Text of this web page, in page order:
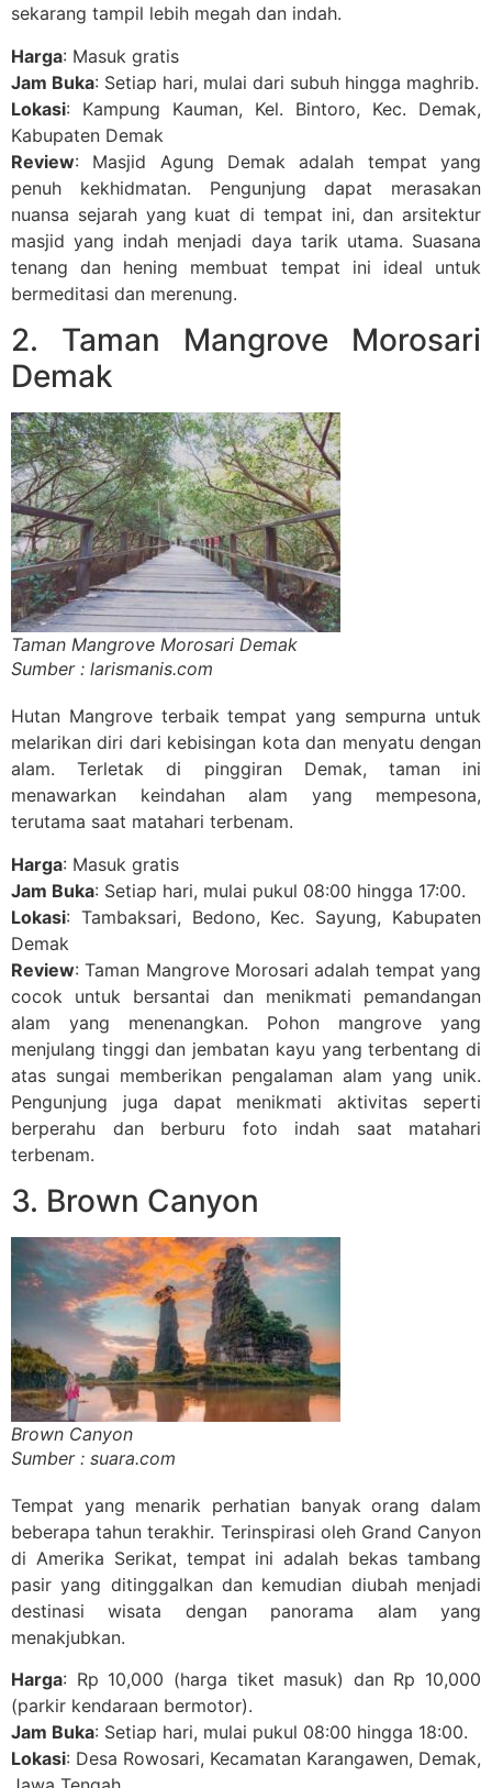
sekarang tampil lebih megah dan indah.
Harga: Masuk gratis
Jam Buka: Setiap hari, mulai dari subuh hingga maghrib.
Lokasi: Kampung Kauman, Kel. Bintoro, Kec. Demak,
Kabupaten Demak
Review: Masjid Agung Demak adalah tempat yang
penuh kekhidmatan. Pengunjung dapat merasakan
nuansa sejarah yang kuat di tempat ini, dan arsitektur
masjid yang indah menjadi daya tarik utama. Suasana
tenang dan hening membuat tempat ini ideal untuk
bermeditasi dan merenung.
2. Taman Mangrove Morosari
Demak
Taman Mangrove Morosari Demak
Sumber : larismanis.com
Hutan Mangrove terbaik tempat yang sempurna untuk
melarikan diri dari kebisingan kota dan menyatu dengan
alam. Terletak di pinggiran Demak, taman ini
menawarkan keindahan alam yang mempesona,
terutama saat matahari terbenam.
Harga: Masuk gratis
Jam Buka: Setiap hari, mulai pukul 08:00 hingga 17:00.
Lokasi: Tambaksari, Bedono, Kec. Sayung, Kabupaten
Demak
Review: Taman Mangrove Morosari adalah tempat yang
cocok untuk bersantai dan menikmati pemandangan
alam yang menenangkan. Pohon mangrove yang
menjulang tinggi dan jembatan kayu yang terbentang di
atas sungai memberikan pengalaman alam yang unik.
Pengunjung juga dapat menikmati aktivitas seperti
berperahu dan berburu foto indah saat matahari
terbenam.
3. Brown Canyon
Brown Canyon
Sumber : suara.com
Tempat yang menarik perhatian banyak orang dalam
beberapa tahun terakhir. Terinspirasi oleh Grand Canyon
di Amerika Serikat, tempat ini adalah bekas tambang
pasir yang ditinggalkan dan kemudian diubah menjadi
destinasi wisata dengan panorama alam yang
menakjubkan.
Harga: Rp 10,000 (harga tiket masuk) dan Rp 10,000
(parkir kendaraan bermotor).
Jam Buka: Setiap hari, mulai pukul 08:00 hingga 18:00.
Lokasi: Desa Rowosari, Kecamatan Karangawen, Demak,